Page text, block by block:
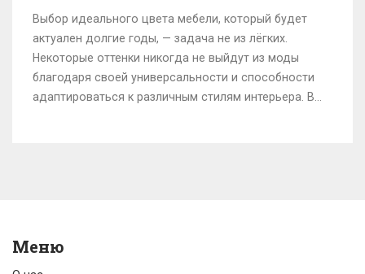
Выбор идеального цвета мебели, который будет
актуален долгие годы, — задача не из лёгких.
Некоторые оттенки никогда не выйдут из моды
благодаря своей универсальности и способности
адаптироваться к различным стилям интерьера. В
Меню